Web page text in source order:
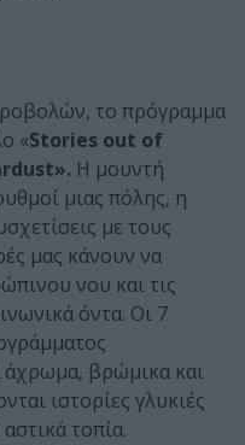
το πρόγραμμα
«Stories out of
Η μουντή
μιας πόλης, η
με τους
μας κάνουν να
νου και τις
όντα. Οι 7
άχρωμα, βρώμικα και
ιστορίες γλυκιές
τοπία.